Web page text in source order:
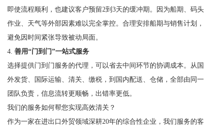
即使流程顺利，也建议客户预留2到3天的缓冲期。因为船期、码头
作业、天气等外部因素难以完全掌控。合理安排船期与销售计划，
避免因时间紧张导致被动局面。
4. 善用“门到门”一站式服务
选择提供门到门服务的代理，可以省去中间环节的协调成本。从国
外发货、国际运输、清关、缴税，到国内配送、仓储，全部由同一
团队负责，信息流转更顺畅，出错率更低。
我们的服务如何帮您实现高效清关？
作为一家在进出口外贸领域深耕20年的综合性企业，我们服务的客